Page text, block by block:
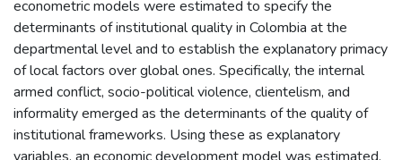
econometric models were estimated to specify the
determinants of institutional quality in Colombia at the
departmental level and to establish the explanatory primacy
of local factors over global ones. Specifically, the internal
armed conflict, socio-political violence, clientelism, and
informality emerged as the determinants of the quality of
institutional frameworks. Using these as explanatory